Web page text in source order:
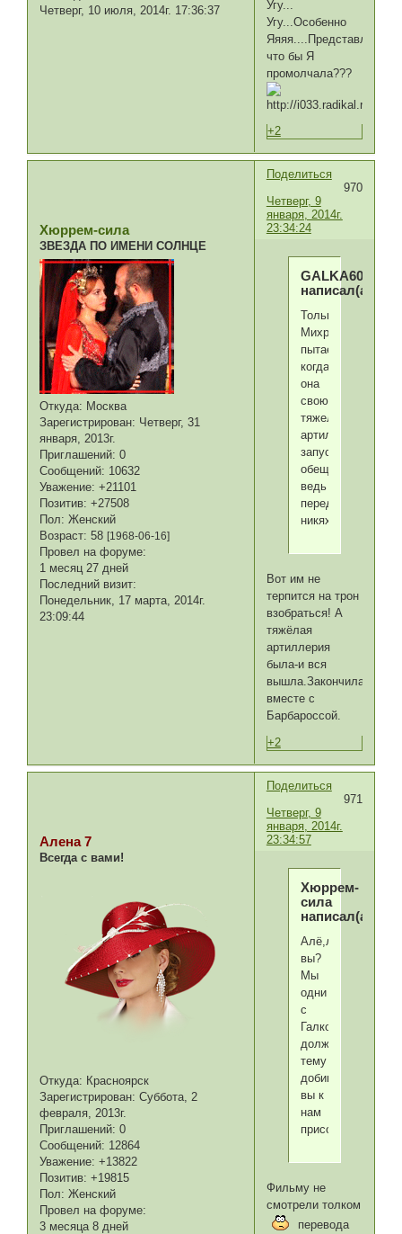
Четверг, 10 июля, 2014г. 17:36:37
Угу...
Угу...Особенно
Яяяя....Представляешь-
что бы Я
промолчала???
+2
Поделиться
970
Четверг, 9
января, 2014г.
23:34:24
Хюррем-сила
ЗВЕЗДА ПО ИМЕНИ СОЛНЦЕ
Откуда: Москва
Зарегистрирован: Четверг, 31
января, 2013г.
Приглашений: 0
Сообщений: 10632
Уважение: +21101
Позитив: +27508
Пол: Женский
Возраст: 58[1968-06-16]
Провел на форуме:
1 месяц 27 дней
Последний визит:
Понедельник, 17 марта, 2014г.
23:09:44
GALKA60
написал(а):
Только
Михринису
пытает,
когда
она
свою
тяжелую
артиллерию
запустит,
обещала
ведь
перед
никяхом.
Вот им не
терпится на трон
взобраться! А
тяжёлая
артиллерия
была-и вся
вышла.Закончилась
вместе с
Барбароссой.
+2
Поделиться
971
Четверг, 9
января, 2014г.
23:34:57
Алена 7
Всегда с вами!
Откуда: Красноярск
Зарегистрирован: Суббота, 2
февраля, 2013г.
Приглашений: 0
Сообщений: 12864
Уважение: +13822
Позитив: +19815
Пол: Женский
Провел на форуме:
3 месяца 8 дней
Хюррем-
сила
написал(а):
Алё,люди,где
вы?
Мы
одни
с
Галкой
должны
тему
добивать,или
вы к
нам
Фильму не
смотрели толком
перевода